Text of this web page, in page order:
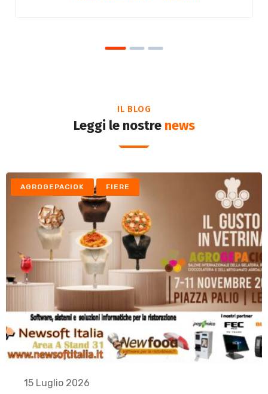
IL BLOG
Leggi le nostre news
AGROGEPACIOK FIERE
15 Luglio 2026